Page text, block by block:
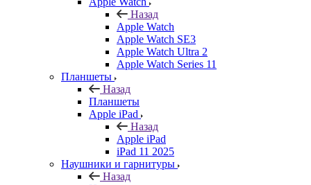
Назад
Apple Watch
Apple Watch SE3
Apple Watch Ultra 2
Apple Watch Series 11
Планшеты
Назад
Планшеты
Apple iPad
Назад
Apple iPad
iPad 11 2025
Наушники и гарнитуры
Назад